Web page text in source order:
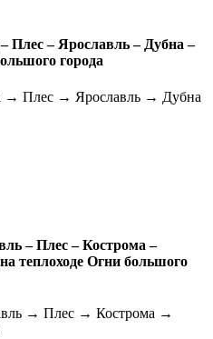
Плес – Ярославль – Дубна –
города
→ Плес → Ярославль → Дубна
– Плес – Кострома –
теплоходе Огни большого
→ Плес → Кострома →